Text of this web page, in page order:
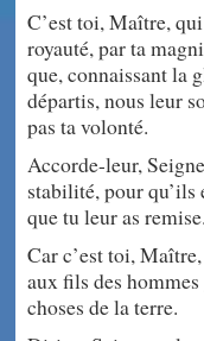
C’est toi, Maître,
royauté, par ta
que, connaissant la
départis, nous leur
pas ta volonté.
Accorde-leur,
stabilité, pour qu’ils
que tu leur as remise.
Car c’est toi,
aux fils des
choses de la terre.